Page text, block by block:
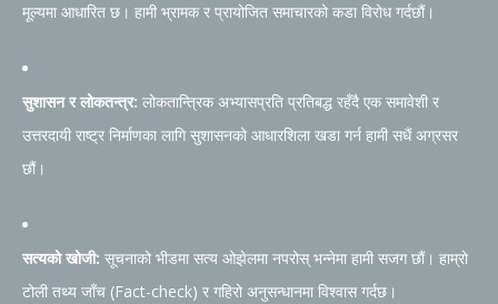
मूल्यमा आधारित छ। हामी भ्रामक र प्रायोजित समाचारको कडा विरोध गर्दछौं।
सुशासन र लोकतन्त्र: लोकतान्त्रिक अभ्यासप्रति प्रतिबद्ध रहँदै एक समावेशी र
उत्तरदायी राष्ट्र निर्माणका लागि सुशासनको आधारशिला खडा गर्न हामी सधैं अग्रसर
छौं।
सत्यको खोजी: सूचनाको भीडमा सत्य ओझेलमा नपरोस् भन्नेमा हामी सजग छौं। हाम्रो
टोली तथ्य जाँच (Fact-check) र गहिरो अनुसन्धानमा विश्वास गर्दछ।